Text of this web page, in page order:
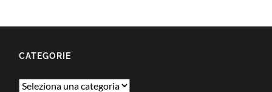
CATEGORIE
Categorie